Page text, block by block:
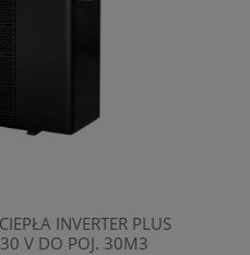
INVERTER PLUS
V DO POJ. 30M3